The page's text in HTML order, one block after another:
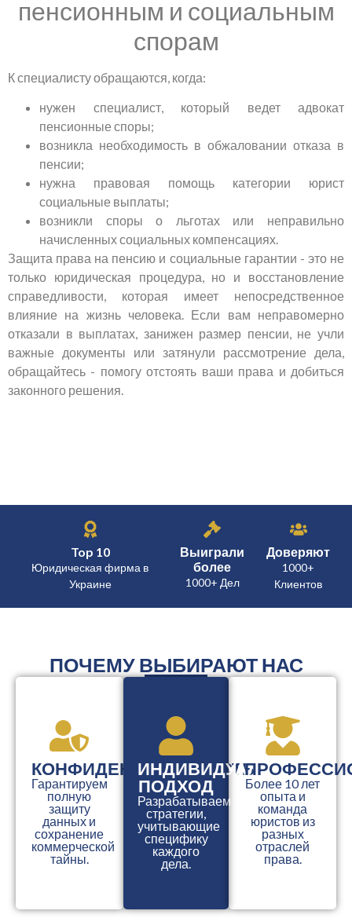
пенсионным и социальным
спорам
К специалисту обращаются, когда:
нужен специалист, который ведет адвокат
пенсионные споры;
возникла необходимость в обжаловании отказа в
пенсии;
нужна правовая помощь категории юрист
социальные выплаты;
возникли споры о льготах или неправильно
начисленных социальных компенсациях.
Защита права на пенсию и социальные гарантии - это не
только юридическая процедура, но и восстановление
справедливости, которая имеет непосредственное
влияние на жизнь человека. Если вам неправомерно
отказали в выплатах, занижен размер пенсии, не учли
важные документы или затянули рассмотрение дела,
обращайтесь - помогу отстоять ваши права и добиться
законного решения.
Top 10
Юридическая фирма в
Украине
Выиграли
более
1000+ Дел
Доверяют
1000+
Клиентов
ПОЧЕМУ ВЫБИРАЮТ НАС
КОНФИДЕНЦИАЛЬНОСТЬ
Гарантируем
полную
защиту
данных и
сохранение
коммерческой
тайны.
ИНДИВИДУАЛЬНЫЙ
ПОДХОД
Разрабатываем
стратегии,
учитывающие
специфику
каждого
дела.
Более 10 лет
опыта и
команда
юристов из
разных
отраслей
права.